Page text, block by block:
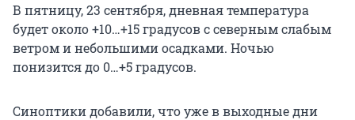
В пятницу, 23 сентября, дневная температура
будет около +10…+15 градусов с северным слабым
ветром и небольшими осадками. Ночью
понизится до 0…+5 градусов.
Синоптики добавили, что уже в выходные дни